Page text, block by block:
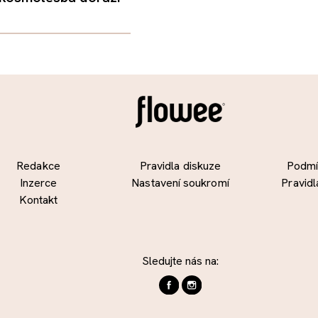
Redakce
Inzerce
Kontakt
Pravidla diskuze
Nastavení soukromí
Sledujte nás na: